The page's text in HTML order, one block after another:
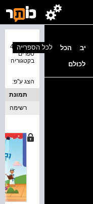
יב הכל
לכולם
נמצאו 48
ספרים
בקטגוריה
לכל הספרייה
הצג ע''פ:
תמונת
כריכה
רשימה